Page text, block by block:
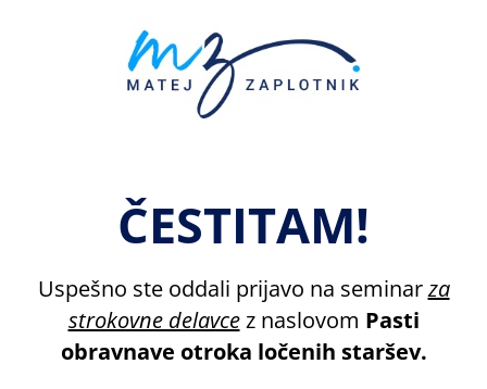
ČESTITAM!
Uspešno ste oddali prijavo na seminarza
strokovne delavcez naslovom Pasti
obravnave otroka ločenih staršev.